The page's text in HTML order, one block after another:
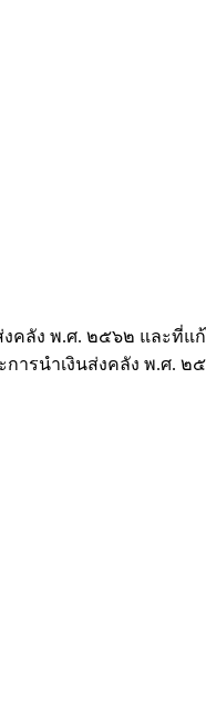
งคลัง พ.ศ. ๒๕๖๒ และที่แ
การนำเงินส่งคลัง พ.ศ.